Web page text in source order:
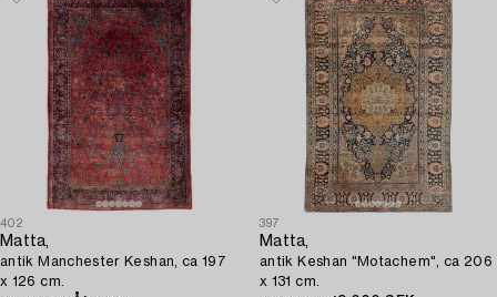
402
Matta,
antik Manchester Keshan, ca 197
x 126 cm.
397
Matta,
antik Keshan "Motachem", ca 206
x 131 cm.